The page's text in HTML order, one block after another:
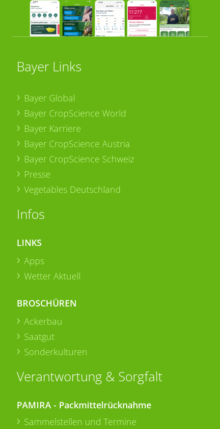
Bayer Links
Bayer Global
Bayer CropScience World
Bayer Karriere
Bayer CropScience Austria
Bayer CropScience Schweiz
Presse
Vegetables Deutschland
Infos
LINKS
Apps
Wetter Aktuell
BROSCHÜREN
Ackerbau
Saatgut
Sonderkulturen
Verantwortung & Sorgfalt
PAMIRA - Packmittelrücknahme
Sammelstellen und Termine